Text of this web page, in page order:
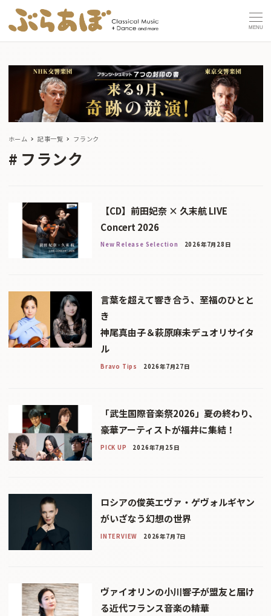
MENU
ホーム 記事一覧 フランク
フランク
【CD】前田妃奈 × 久末航 LIVE
Concert 2026
New Release Selection 2026年7月28日
言葉を超えて響き合う、至福のひとと
き
神尾真由子＆萩原麻未デュオリサイタ
ル
Bravo Tips 2026年7月27日
「武生国際音楽祭2026」――夏の終わり、
豪華アーティストが福井に集結！
PICK UP 2026年7月25日
ロシアの俊英エヴァ・ゲヴォルギヤン
がいざなう幻想の世界
INTERVIEW 2026年7月7日
ヴァイオリンの小川響子が盟友と届け
る近代フランス音楽の精華